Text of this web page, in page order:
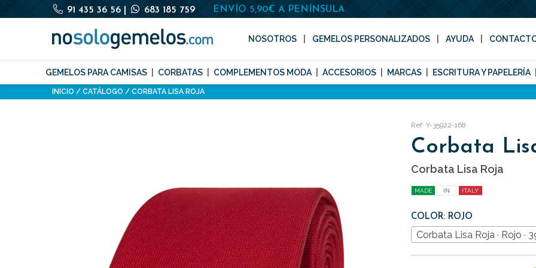
91 435 36 56 683 185 759 ENVÍO 5,90€ A PENÍNSULA
NOSOTROS GEMELOS PERSONALIZADOS AYUDA
GEMELOS PARA CAMISAS CORBATAS COMPLEMENTOS MODA ACCESORIOS MARCAS ESCRITURA Y PAPELERÍA
INICIO CATÁLOGO CORBATA LISA ROJA
Ref: Y-35922-168
Corbata
Corbata Lisa Roja
MADE IN ITALY
COLOR: ROJO
Corbata Lisa Roja · Rojo ·